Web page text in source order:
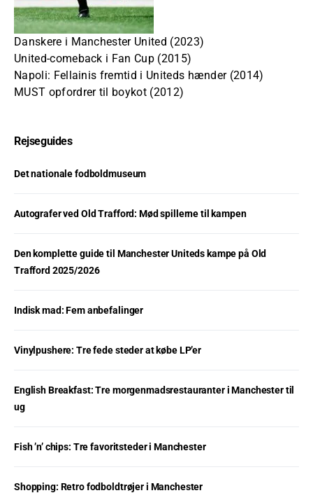
Danskere i Manchester United (2023)
United-comeback i Fan Cup (2015)
Napoli: Fellainis fremtid i Uniteds hænder (2014)
MUST opfordrer til boykot (2012)
Rejseguides
Det nationale fodboldmuseum
Autografer ved Old Trafford: Mød spillerne til kampen
Den komplette guide til Manchester Uniteds kampe på Old
Trafford 2025/2026
Indisk mad: Fem anbefalinger
Vinylpushere: Tre fede steder at købe LP’er
English Breakfast: Tre morgenmadsrestauranter i Manchester til
ug
Fish ’n’ chips: Tre favoritsteder i Manchester
Shopping: Retro fodboldtrøjer i Manchester